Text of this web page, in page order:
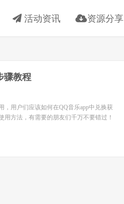
活动资讯 资源分享
骤教程
用户们应该如何在QQ音乐app中兑换获
方法，有需要的朋友们千万不要错过！